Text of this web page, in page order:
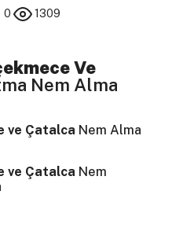
0
1309
Ve
Nem Alma
ve Çatalca Nem Alma
ve Çatalca Nem